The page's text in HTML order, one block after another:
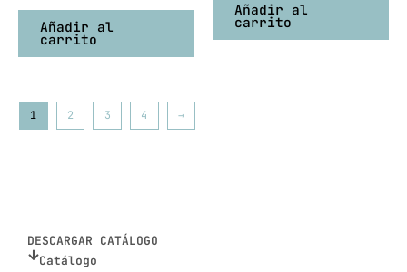
DESCARGAR CATÁLOGO
Catálogo
Añadir al
carrito
Añadir al
carrito
1 2 3 4 →